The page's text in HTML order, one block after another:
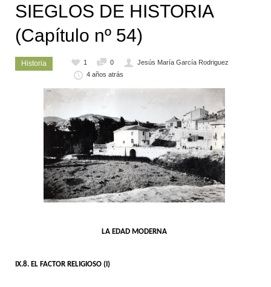
SIEGLOS DE HISTORIA
(Capítulo nº 54)
Historia 1 0
Jesús María García Rodriguez
4 años atrás
LA EDAD MODERNA
IX.8. EL FACTOR RELIGIOSO (I)